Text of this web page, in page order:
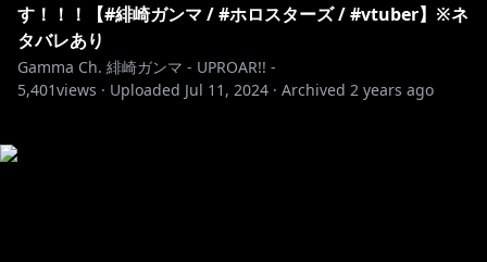
す！！！【#緋崎ガンマ / #ホロスターズ / #vtuber】※ネ
タバレあり
Gamma Ch. 緋崎ガンマ - UPROAR!! -
5,401views · Uploaded Jul 11, 2024 · Archived 2 years ago